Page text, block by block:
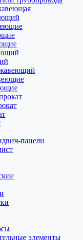
панели
элементы